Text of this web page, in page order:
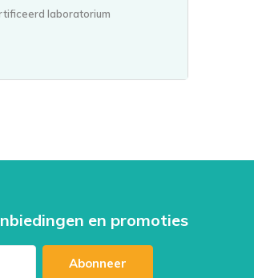
laboratorium
en promoties
Abonneer